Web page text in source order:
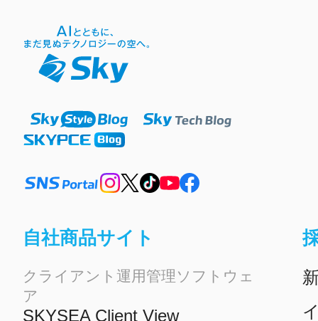
自社商品サイト
クライアント運用管理ソフトウェ
ア
SKYSEA Client View